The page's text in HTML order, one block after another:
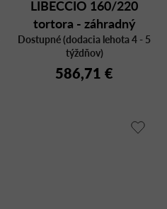
LIBECCIO 160/220
tortora - záhradný
rozkladací stôl
Dostupné (dodacia lehota 4 - 5
týždňov)
586,71 €